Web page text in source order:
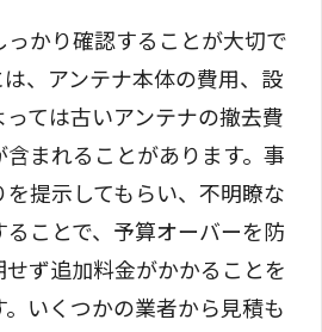
っかり確認することが大切で
、アンテナ本体の費用、設
ては古いアンテナの撤去費
まれることがあります。事
提示してもらい、不明瞭な
ことで、予算オーバーを防
ず追加料金がかかることを
いくつかの業者から見積も